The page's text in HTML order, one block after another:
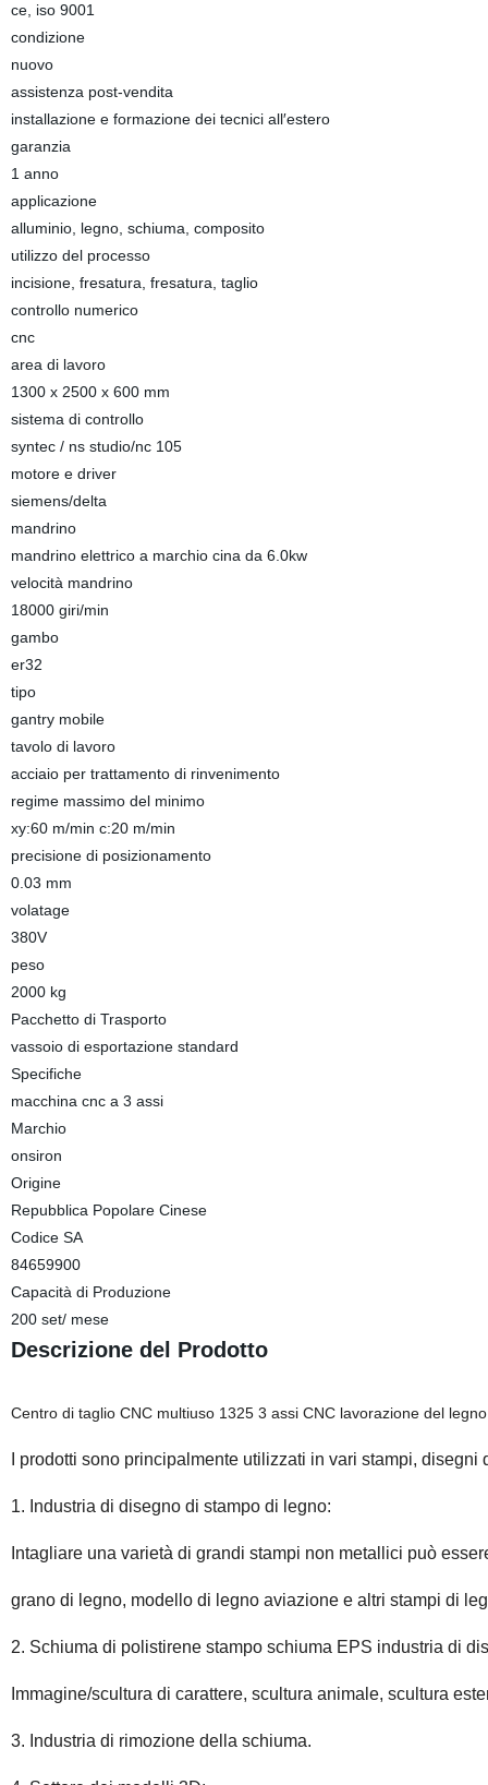
ce, iso 9001
condizione
nuovo
assistenza post-vendita
installazione e formazione dei tecnici all′estero
garanzia
1 anno
applicazione
alluminio, legno, schiuma, composito
utilizzo del processo
incisione, fresatura, fresatura, taglio
controllo numerico
cnc
area di lavoro
1300 x 2500 x 600 mm
sistema di controllo
syntec / ns studio/nc 105
motore e driver
siemens/delta
mandrino
mandrino elettrico a marchio cina da 6.0kw
velocità mandrino
18000 giri/min
gambo
er32
tipo
gantry mobile
tavolo di lavoro
acciaio per trattamento di rinvenimento
regime massimo del minimo
xy:60 m/min c:20 m/min
precisione di posizionamento
0.03 mm
volatage
380V
peso
2000 kg
Pacchetto di Trasporto
vassoio di esportazione standard
Specifiche
macchina cnc a 3 assi
Marchio
onsiron
Origine
Repubblica Popolare Cinese
Codice SA
84659900
Capacità di Produzione
200 set/ mese
Descrizione del Prodotto
Centro di taglio CNC multiuso 1325 3 assi CNC lavorazione del
I prodotti sono principalmente utilizzati in vari stampi,
1. Industria di disegno di stampo di legno:
Intagliare una varietà di grandi stampi non metallici può
grano di legno, modello di legno aviazione e altri stampi di
2. Schiuma di polistirene stampo schiuma EPS industria di
Immagine/scultura di carattere, scultura animale, scultura
3. Industria di rimozione della schiuma.